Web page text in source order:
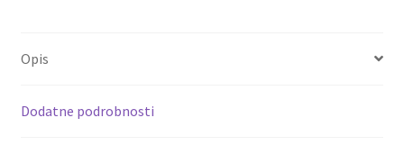
k
Opis
Dodatne podrobnosti